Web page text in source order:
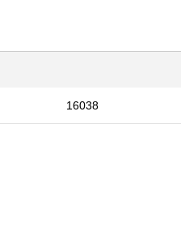
16038